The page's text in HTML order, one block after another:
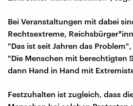
Bei Veranstaltungen mit dabei
Rechtsextreme,
"Das ist seit Jahren das
"Die Menschen mit berechtigten
dann Hand in Hand mit
Festzuhalten ist zugleich, dass